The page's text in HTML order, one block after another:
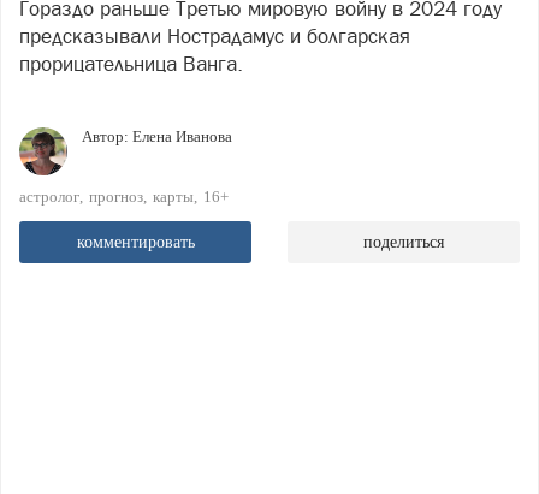
Гораздо раньше Третью мировую войну в 2024 году
предсказывали Нострадамус и болгарская
прорицательница Ванга.
Автор: Елена Иванова
астролог прогноз карты 16+
комментировать поделиться